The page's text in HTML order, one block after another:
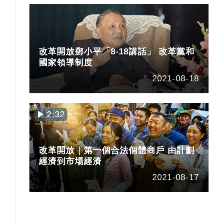
改革開放鄧小平「8‧18講話」 改革黨和
國家領導制度
2021-08-18
2:32
改革開放｜第一個合法個體商戶 由計劃
經濟到市場經濟
2021-08-17